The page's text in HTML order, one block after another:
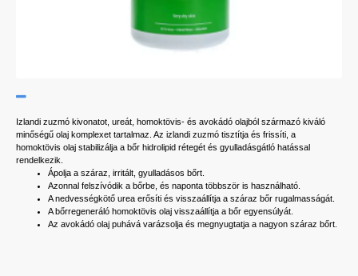
Izlandi zuzmó kivonatot, ureát, homoktövis- és avokádó olajból származó kiváló
minőségű olaj komplexet tartalmaz. Az izlandi zuzmó tisztítja és frissíti, a
homoktövis olaj stabilizálja a bőr hidrolipid rétegét és gyulladásgátló hatással
rendelkezik.
Ápolja a száraz, irritált, gyulladásos bőrt.
Azonnal felszívódik a bőrbe, és naponta többször is használható.
A nedvességkötő urea erősíti és visszaállítja a száraz bőr rugalmasságát.
A bőrregeneráló homoktövis olaj visszaállítja a bőr egyensúlyát.
Az avokádó olaj puhává varázsolja és megnyugtatja a nagyon száraz bőrt.